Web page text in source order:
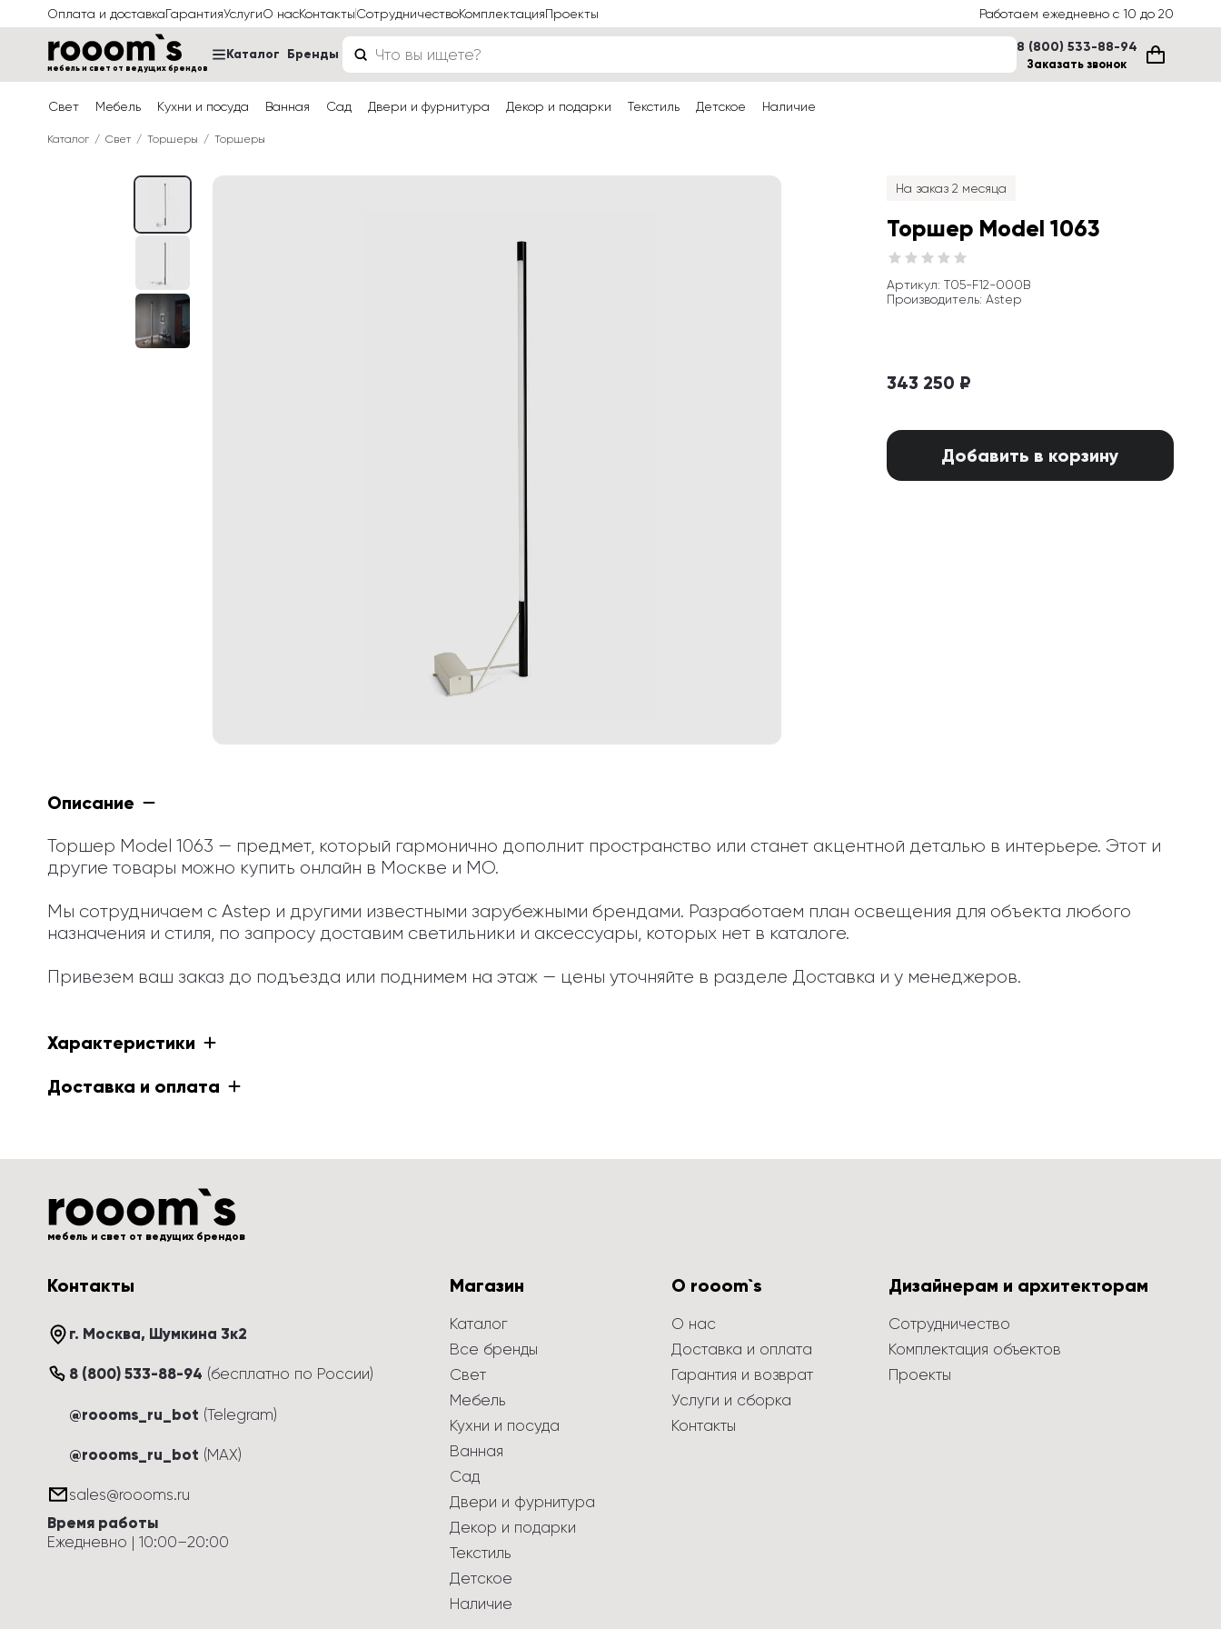
Оплата и доставкаГарантияУслугиО насКонтактыСотрудничествоКомплектацияПроекты Работаем ежедневно с 10 до 20
мебель и свет от ведущих брендов
Каталог Бренды 8 (800) 533-88-94
Заказать звонок
Свет Мебель Кухни и посуда Ванная Сад Двери и фурнитура Декор и подарки Текстиль Детское Наличие
Каталог Свет Торшеры Торшеры
На заказ 2 месяца
Торшер Model 1063
Артикул: T05-F12-000B
Производитель: Astep
343 250 ₽
Добавить в корзину
Описание
Торшер Model 1063 — предмет, который гармонично дополнит пространство или станет акцентной деталью в интерьере. Этот и
другие товары можно купить онлайн в Москве и МО.
Мы сотрудничаем с Astep и другими известными зарубежными брендами. Разработаем план освещения для объекта любого
назначения и стиля, по запросу доставим светильники и аксессуары, которых нет в каталоге.
Привезем ваш заказ до подъезда или поднимем на этаж — цены уточняйте в разделе Доставка и у менеджеров.
Характеристики
Доставка и оплата
мебель и свет от ведущих брендов
Контакты
г. Москва, Шумкина 3к2
8 (800) 533-88-94 (бесплатно по России)
@roooms_ru_bot (Telegram)
@roooms_ru_bot (MAX)
sales@roooms.ru
Время работы
Ежедневно | 10:00–20:00
Магазин
Каталог
Все бренды
Свет
Мебель
Кухни и посуда
Ванная
Сад
Двери и фурнитура
Декор и подарки
Текстиль
Детское
Наличие
О rooom`s
О нас
Доставка и оплата
Гарантия и возврат
Услуги и сборка
Контакты
Дизайнерам и архитекторам
Сотрудничество
Комплектация объектов
Проекты